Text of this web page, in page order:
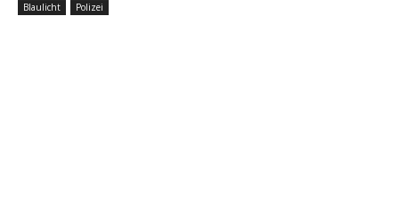
Blaulicht Polizei